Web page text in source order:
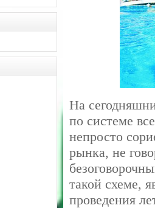
На
по системе
непросто
рынка, не
такой схеме,
проведения